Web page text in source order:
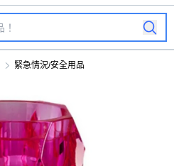
緊急情況/安全用品